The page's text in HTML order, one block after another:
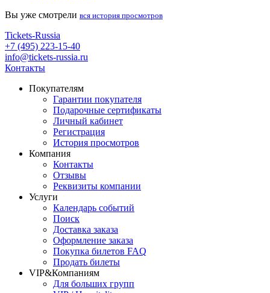
Вы уже смотрели вся история просмотров
Tickets-Russia
+7 (495) 223-15-40
info@tickets-russia.ru
Контакты
Покупателям
Гарантии покупателя
Подарочные сертификаты
Личный кабинет
Регистрация
История просмотров
Компания
Контакты
Отзывы
Реквизиты компании
Услуги
Календарь событий
Поиск
Доставка заказа
Оформление заказа
Покупка билетов FAQ
Продать билеты
VIP&Компаниям
Для больших групп